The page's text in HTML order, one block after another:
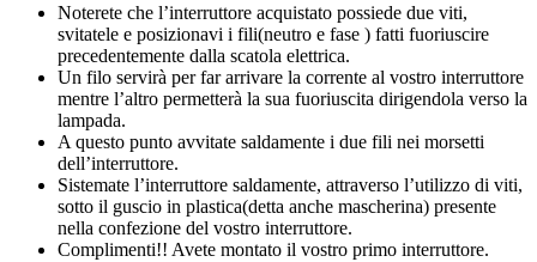
Noterete che l’interruttore acquistato possiede due viti,
svitatele e posizionavi i fili(neutro e fase ) fatti fuoriuscire
precedentemente dalla scatola elettrica.
Un filo servirà per far arrivare la corrente al vostro interruttore
mentre l’altro permetterà la sua fuoriuscita dirigendola verso la
lampada.
A questo punto avvitate saldamente i due fili nei morsetti
dell’interruttore.
Sistemate l’interruttore saldamente, attraverso l’utilizzo di viti,
sotto il guscio in plastica(detta anche mascherina) presente
nella confezione del vostro interruttore.
Complimenti!! Avete montato il vostro primo interruttore.